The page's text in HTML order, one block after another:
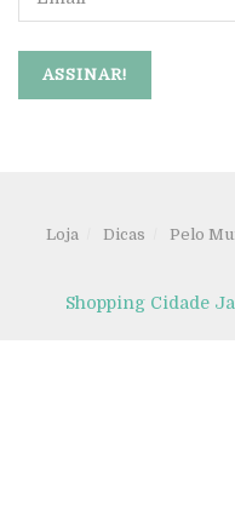
Loja Dicas Pelo
Shopping Cidade